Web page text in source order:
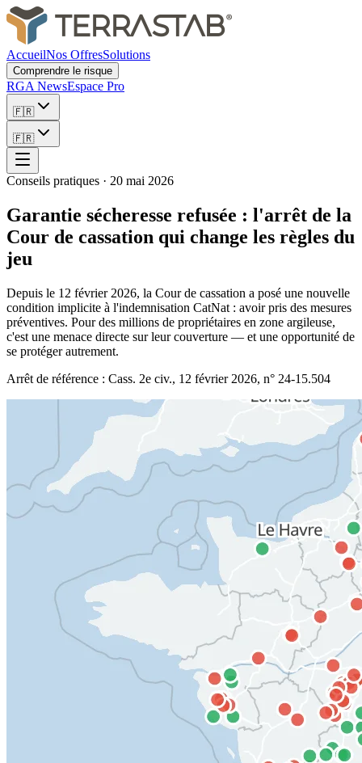
AccueilNos OffresSolutions
Comprendre le risque
RGA NewsEspace Pro
🇫🇷
🇫🇷
Conseils pratiques · 20 mai 2026
Garantie sécheresse refusée : l'arrêt de la
Cour de cassation qui change les règles du
jeu
Depuis le 12 février 2026, la Cour de cassation a posé une nouvelle
condition implicite à l'indemnisation CatNat : avoir pris des mesures
préventives. Pour des millions de propriétaires en zone argileuse,
c'est une menace directe sur leur couverture — et une opportunité de
se protéger autrement.
Arrêt de référence : Cass. 2e civ., 12 février 2026, n° 24-15.504